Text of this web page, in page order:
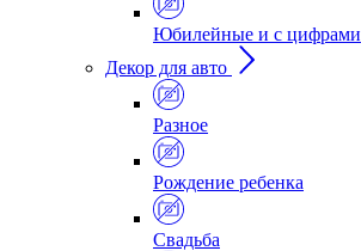
Юбилейные и с цифрами
Декор для авто
Разное
Рождение ребенка
Свадьба